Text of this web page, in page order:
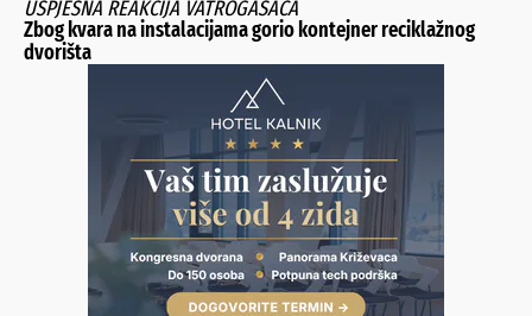
USPJEŠNA REAKCIJA VATROGASACA
Zbog kvara na instalacijama gorio kontejner reciklažnog
dvorišta